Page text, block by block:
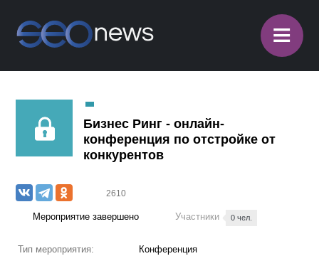
≡
Бизнес Ринг - онлайн-
конференция по отстройке от
конкурентов
2610
Мероприятие завершено Участники 0 чел.
Тип мероприятия:
Конференция